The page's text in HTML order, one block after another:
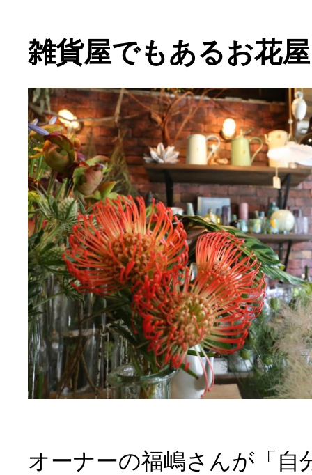
雑貨屋でもあるお花
オーナーの福嶋さんが「自